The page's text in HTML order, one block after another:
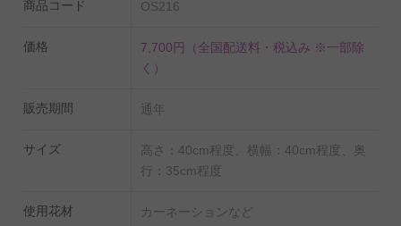
フト、社員親族へのお悔やみの贈り物としてご利用くださ
商品コード OS216
価格 7,700円
（全国配送料・税込み ※一部除
く）
販売期間 通年
サイズ
高さ：40cm程度、横幅：40cm程度、奥
行：35cm程度
使用花材 カーネーションなど